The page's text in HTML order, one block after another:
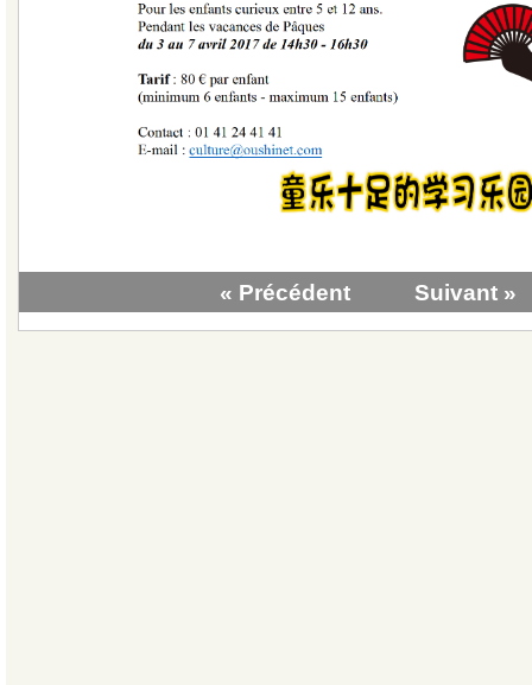
« Précédent Suivant »